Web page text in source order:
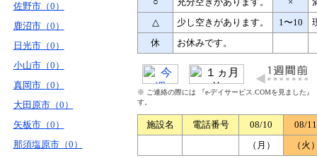
佐野市（0）
鹿沼市（0）
日光市（0）
小山市（0）
真岡市（0）
大田原市（0）
矢板市（0）
那須塩原市（0）
△
少し空きがあります。 1〜10
休
お休みです。
※ ご連絡の際には 『e-デイサービス.COMを見ました
す。
施設名 電話番号 08/10
08/11
（月）
（火